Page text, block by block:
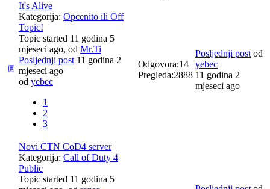
It's Alive
Kategorija: Opcenito ili Off
Topic!
Topic started 11 godina 5
mjeseci ago, od Mr.Ti
Posljednji post 11 godina 2
mjeseci ago
od yebec
1
2
3
Odgovora:14
Pregleda:2888
Posljednji post od
yebec
11 godina 2
mjeseci ago
Novi CTN CoD4 server
Kategorija: Call of Duty 4
Public
Topic started 11 godina 5